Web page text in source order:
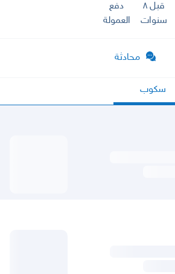
قبل ٨
سنوات
دفع
العمولة
محادثة
سكوب